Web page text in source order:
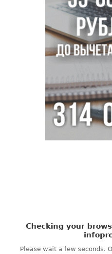
Новосибирские хирурги
с донорским клапаном